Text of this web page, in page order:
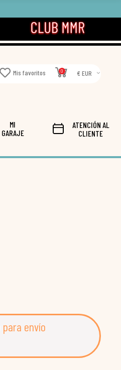
Mis favoritos 0 € EUR
MI
GARAJE
ATENCIÓN AL
CLIENTE
para envío